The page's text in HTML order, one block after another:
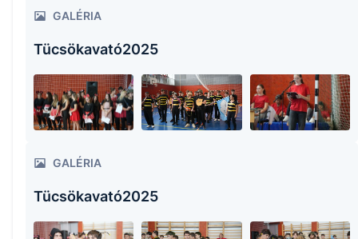
GALÉRIA
Tücsökavató2025
GALÉRIA
Tücsökavató2025